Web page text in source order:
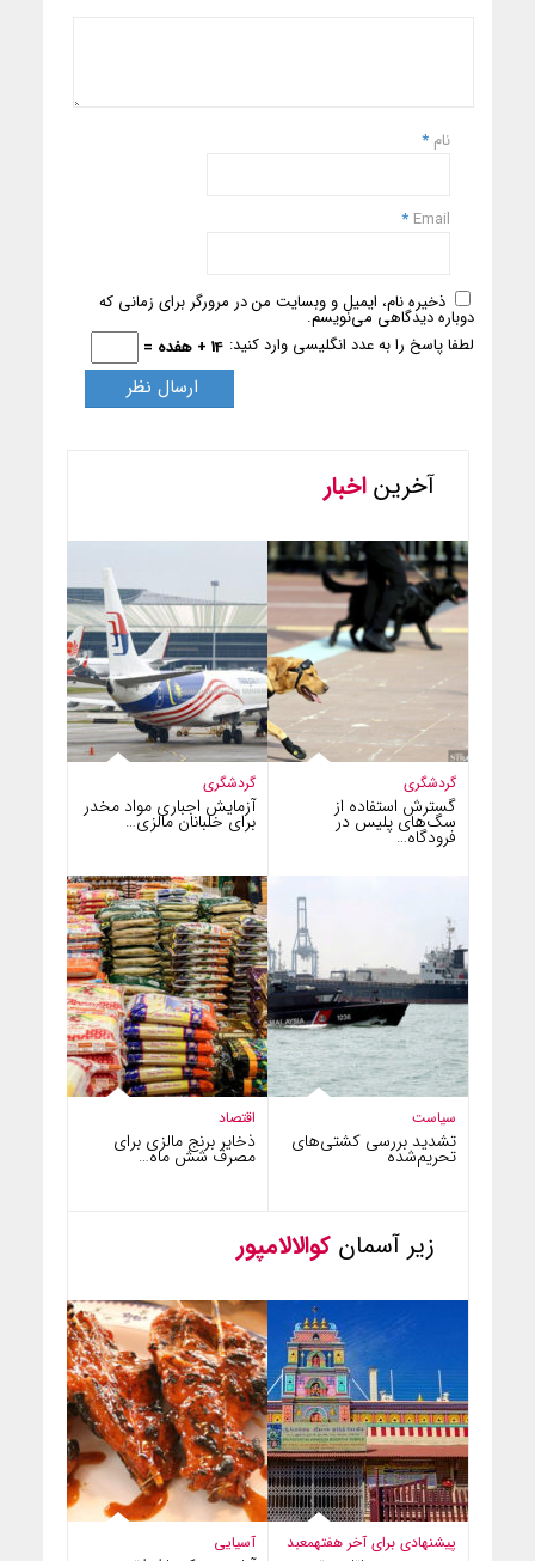
نام *
Email
*
ذخیره نام، ایمیل و وبسایت من در مرورگر برای زمانی که
دوباره دیدگاهی می‌نویسم.
لطفا پاسخ را به عدد انگلیسی وارد کنید: 14 + هفده =
آخریناخبار
گردشگری
آزمایش اجباری مواد مخدر
برای خلبانان مالزی…
گردشگری
گسترش استفاده از
سگ‌های پلیس در
فرودگاه…
اقتصاد
ذخایر برنج مالزی برای
مصرف شش ماه…
سیاست
تشدید بررسی کشتی‌های
تحریم‌شده
زیر آسمان کوالالامپور
آسیایی پیشنهادی برای آخر هفتهمعبد